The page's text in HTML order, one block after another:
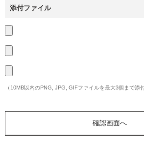
添付ファイル
（10MB以内のPNG, JPG, GIFファイルを最大3個まで添